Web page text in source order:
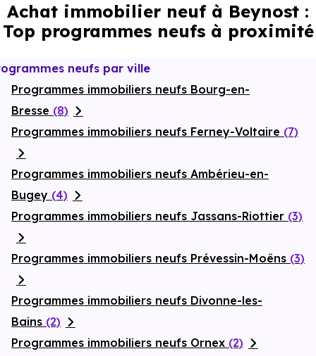
Actualités
Ressources
Financer
énergétiques, garanties constructeur, etc.
Achat immobilier neuf à Beynost :
Top programmes neufs à proximité
neufs par ville
Programmes immobiliers neufs Bourg-en-
Bresse (8)
Programmes immobiliers neufs Ferney-Voltaire (7)
Programmes immobiliers neufs Ambérieu-en-
Bugey (4)
Programmes immobiliers neufs Jassans-Riottier (3)
Programmes immobiliers neufs Prévessin-Moëns (3)
Programmes immobiliers neufs Divonne-les-
Bains (2)
Programmes immobiliers neufs Ornex (2)